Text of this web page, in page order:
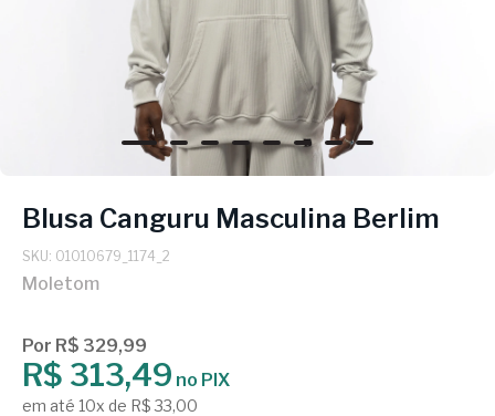
Blusa Canguru Masculina Berlim
SKU: 01010679_1174_2
Moletom
Por R$ 329,99
R$ 313,49 no PIX
em até 10x de R$ 33,00